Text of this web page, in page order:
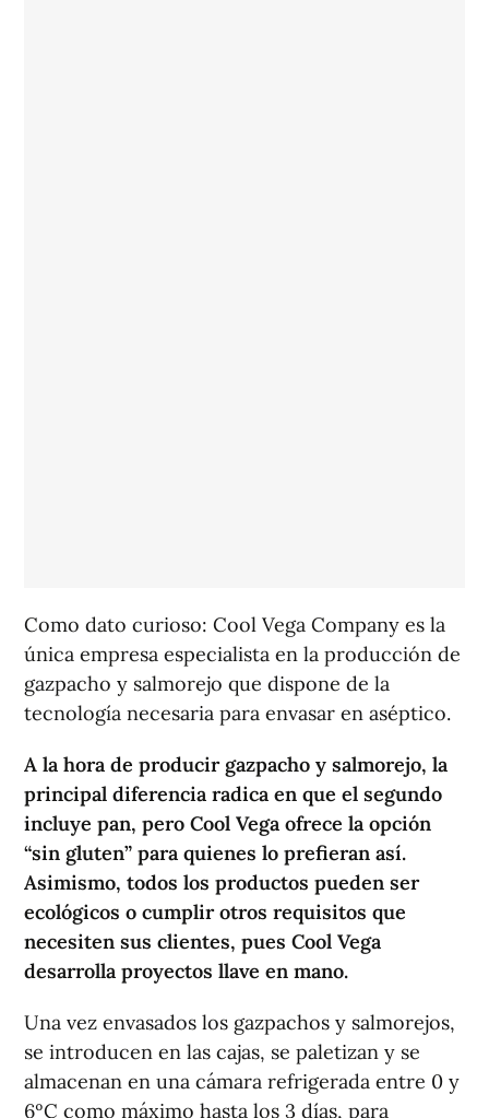
Como dato curioso: Cool Vega Company es la
única empresa especialista en la producción de
gazpacho y salmorejo que dispone de la
tecnología necesaria para envasar en aséptico.
A la hora de producir gazpacho y salmorejo, la
principal diferencia radica en que el segundo
incluye pan, pero Cool Vega ofrece la opción
“sin gluten” para quienes lo prefieran así.
Asimismo, todos los productos pueden ser
ecológicos o cumplir otros requisitos que
necesiten sus clientes, pues Cool Vega
desarrolla proyectos llave en mano.
Una vez envasados los gazpachos y salmorejos,
se introducen en las cajas, se paletizan y se
almacenan en una cámara refrigerada entre 0 y
6ºC como máximo hasta los 3 días, para